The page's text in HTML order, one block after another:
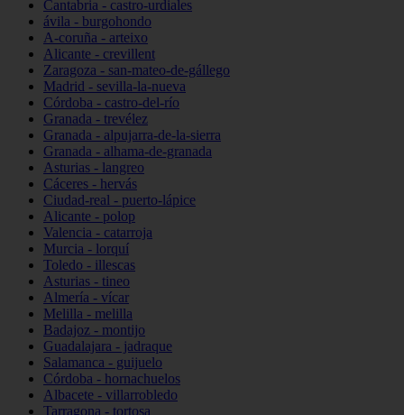
Cantabria - castro-urdiales
ávila - burgohondo
A-coruña - arteixo
Alicante - crevillent
Zaragoza - san-mateo-de-gállego
Madrid - sevilla-la-nueva
Córdoba - castro-del-río
Granada - trevélez
Granada - alpujarra-de-la-sierra
Granada - alhama-de-granada
Asturias - langreo
Cáceres - hervás
Ciudad-real - puerto-lápice
Alicante - polop
Valencia - catarroja
Murcia - lorquí
Toledo - illescas
Asturias - tineo
Almería - vícar
Melilla - melilla
Badajoz - montijo
Guadalajara - jadraque
Salamanca - guijuelo
Córdoba - hornachuelos
Albacete - villarrobledo
Tarragona - tortosa